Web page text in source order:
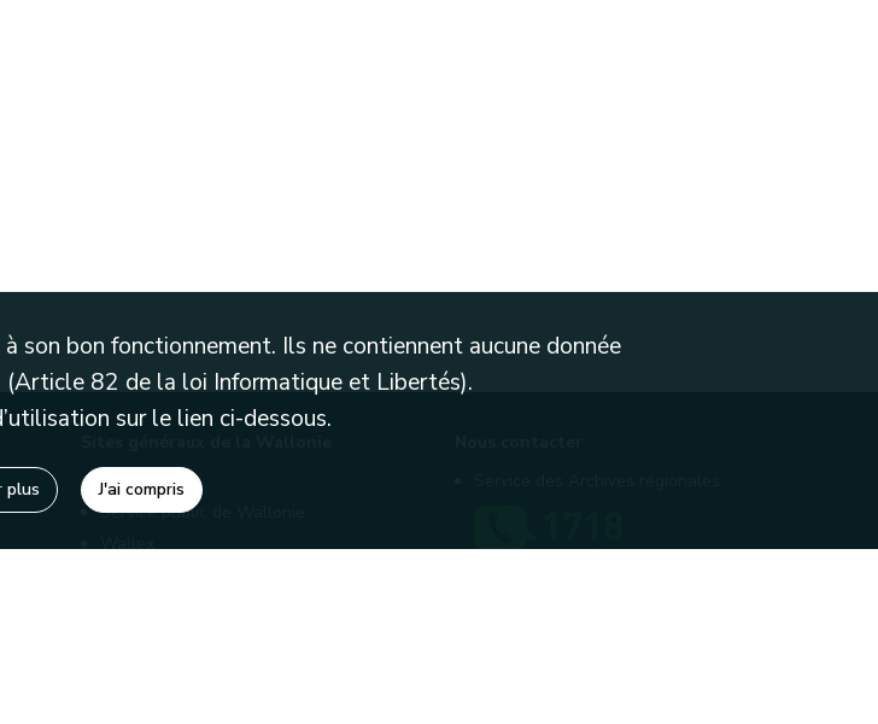
Wallonie.be
Service public de Wallonie
Wallex
son bon fonctionnement. Ils ne contiennent aucune donnée
82 de la loi Informatique et Libertés).
sur le lien ci-dessous.
plus J'ai compris